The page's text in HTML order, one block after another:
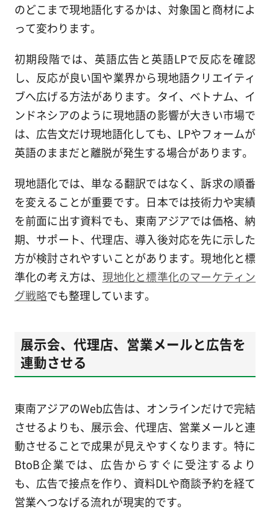
のどこまで現地語化するかは、対象国と商材によ
って変わります。
初期段階では、英語広告と英語LPで反応を確認
し、反応が良い国や業界から現地語クリエイティ
ブへ広げる方法があります。タイ、ベトナム、イ
ンドネシアのように現地語の影響が大きい市場で
は、広告文だけ現地語化しても、LPやフォームが
英語のままだと離脱が発生する場合があります。
現地語化では、単なる翻訳ではなく、訴求の順番
を変えることが重要です。日本では技術力や実績
を前面に出す資料でも、東南アジアでは価格、納
期、サポート、代理店、導入後対応を先に示した
方が検討されやすいことがあります。現地化と標
準化の考え方は、 現地化と標準化のマーケティン
グ戦略でも整理しています。
展示会、代理店、営業メールと広告を
連動させる
東南アジアのWeb広告は、オンラインだけで完結
させるよりも、展示会、代理店、営業メールと連
動させることで成果が見えやすくなります。特に
BtoB企業では、広告からすぐに受注するより
も、広告で接点を作り、資料DLや商談予約を経て
営業へつなげる流れが現実的です。